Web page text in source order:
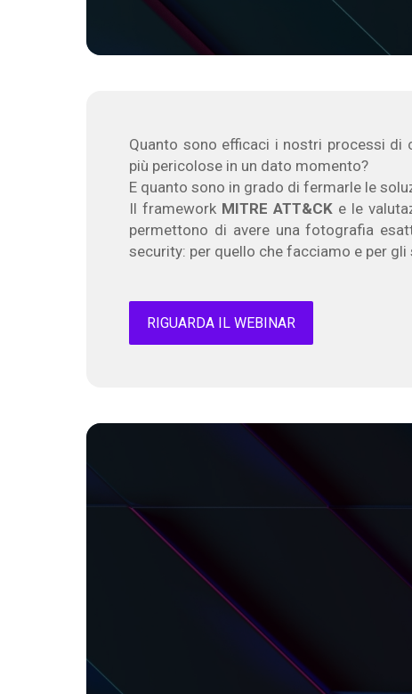
Quanto sono efficaci i nostri processi di
più pericolose in un dato momento?
E quanto sono in grado di fermarle le
Il framework MITRE ATT&CKe le
permettono di avere una fotografia
security: per quello che facciamo e per gli
RIGUARDA IL WEBINAR